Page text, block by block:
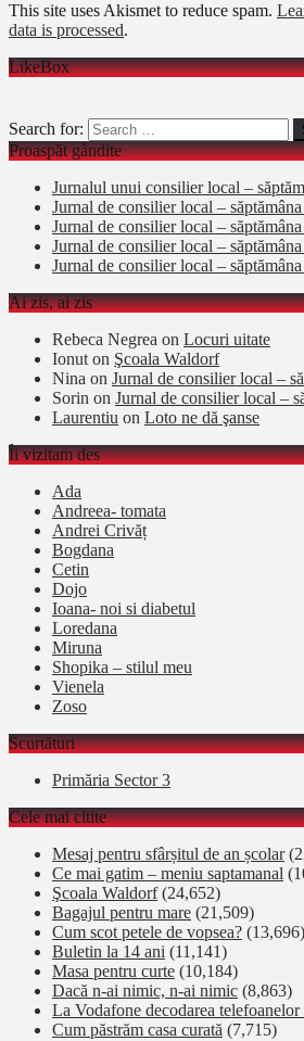
This site uses Akismet to reduce spam.
data is processed.
LikeBox
Search for:
Proaspăt gândite
Jurnalul unui consilier local –
Jurnal de consilier local –
Jurnal de consilier local –
Jurnal de consilier local –
Jurnal de consilier local –
Ai zis, ai zis
Rebeca Negrea on Locuri uitate
Ionut on Şcoala Waldorf
Nina on Jurnal de consilier local –
Sorin on Jurnal de consilier local –
Laurentiu on Loto ne dă şanse
Îi vizitam des
Ada
Andreea- tomata
Andrei Crivăț
Bogdana
Cetin
Dojo
Ioana- noi si diabetul
Loredana
Miruna
Shopika – stilul meu
Vienela
Zoso
Scurtături
Primăria Sector 3
Cele mai citite
Mesaj pentru sfârșitul de an școlar
Ce mai gatim – meniu saptamanal
Şcoala Waldorf (24,652)
Bagajul pentru mare (21,509)
Cum scot petele de vopsea? (13,696)
Buletin la 14 ani (11,141)
Masa pentru curte (10,184)
Dacă n-ai nimic, n-ai nimic (8,863)
La Vodafone decodarea
Cum păstrăm casa curată (7,715)